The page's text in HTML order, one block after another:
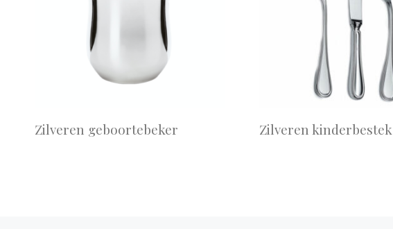
Zilveren geboortebeker Zilveren kinderbestek